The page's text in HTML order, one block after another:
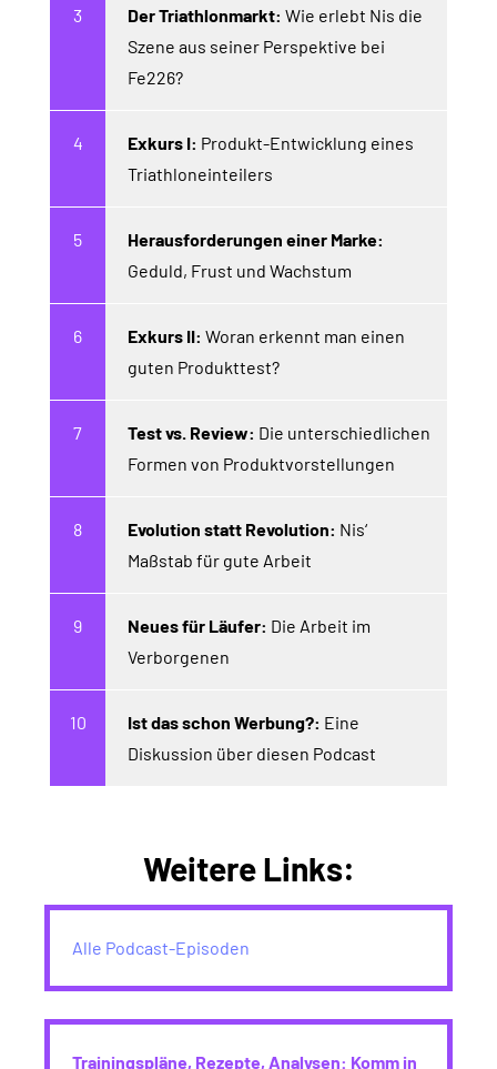
Der Triathlonmarkt: Wie erlebt Nis die
Szene aus seiner Perspektive bei
Fe226?
Exkurs I: Produkt-Entwicklung eines
Triathloneinteilers
Herausforderungen einer Marke:
Geduld, Frust und Wachstum
Exkurs II: Woran erkennt man einen
guten Produkttest?
Test vs. Review: Die unterschiedlichen
Formen von Produktvorstellungen
Evolution statt Revolution: Nis‘
Maßstab für gute Arbeit
Neues für Läufer: Die Arbeit im
Verborgenen
Ist das schon Werbung?: Eine
Diskussion über diesen Podcast
Weitere Links:
Alle Podcast-Episoden
Trainingspläne, Rezepte, Analysen: Komm in